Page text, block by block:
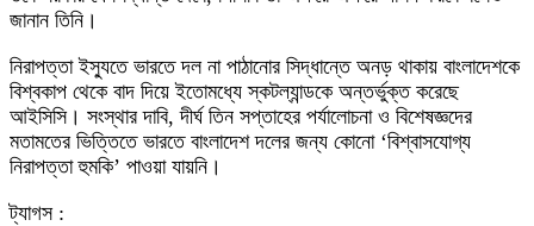
জানান তিনি।
নিরাপত্তা ইস্যুতে ভারতে দল না পাঠানোর সিদ্ধান্তে অনড় থাকায় বাংলাদেশকে
বিশ্বকাপ থেকে বাদ দিয়ে ইতোমধ্যে স্কটল্যান্ডকে অন্তর্ভুক্ত করেছে
আইসিসি। সংস্থার দাবি, দীর্ঘ তিন সপ্তাহের পর্যালোচনা ও বিশেষজ্ঞদের
মতামতের ভিত্তিতে ভারতে বাংলাদেশ দলের জন্য কোনো ‘বিশ্বাসযোগ্য
নিরাপত্তা হুমকি’ পাওয়া যায়নি।
ট্যাগস :